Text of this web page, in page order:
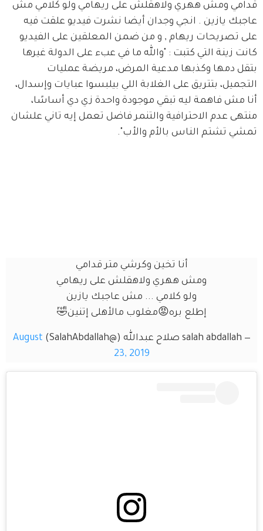
قدامي ومش ههري ولاهقلش على ريهامي ولو كلامي مش
عاجبك يازين . انجي وجدان أيضا نشرت فيديو علقت فيه
على تصريحات ريهام , و من ضمن المعلقين على الفيديو
كانت زينة التي كتبت : "والله ما في عبء على الدولة غيرها
بتقل دمها وكذبها مدعية المرض، مريضة عمليات
التجميل، بتتريق على الغلابة اللي بيلبسوا عبايات وإسدال،
أنا مش فاهمة ليه تبقي موجودة واحدة زي دي أساسًا،
منتهى عدم الاحترافية والتنمر فاضل تعمل إيه تاني علشان
تمشي تشتم الناس بالأم والأب".
أنا تخين وكرشي متر قدامي
ومش ههري ولاهقلش على ريهامي
ولو كلامي ... مش عاجبك يازين
إطلع بره😡مغلوب مالأهلى إتنين🤣
— salah abdallah صلاح عبدالله (@SalahAbdallah)
August
23, 2019